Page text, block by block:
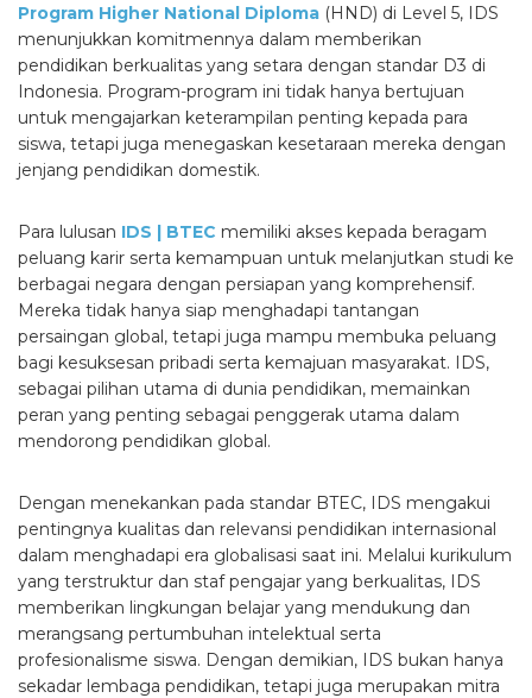
Program Higher National Diploma (HND) di Level 5, IDS
menunjukkan komitmennya dalam memberikan
pendidikan berkualitas yang setara dengan standar D3 di
Indonesia. Program-program ini tidak hanya bertujuan
untuk mengajarkan keterampilan penting kepada para
siswa, tetapi juga menegaskan kesetaraan mereka dengan
jenjang pendidikan domestik.
Para lulusan IDS | BTEC memiliki akses kepada beragam
peluang karir serta kemampuan untuk melanjutkan studi ke
berbagai negara dengan persiapan yang komprehensif.
Mereka tidak hanya siap menghadapi tantangan
persaingan global, tetapi juga mampu membuka peluang
bagi kesuksesan pribadi serta kemajuan masyarakat. IDS,
sebagai pilihan utama di dunia pendidikan, memainkan
peran yang penting sebagai penggerak utama dalam
mendorong pendidikan global.
Dengan menekankan pada standar BTEC, IDS mengakui
pentingnya kualitas dan relevansi pendidikan internasional
dalam menghadapi era globalisasi saat ini. Melalui kurikulum
yang terstruktur dan staf pengajar yang berkualitas, IDS
memberikan lingkungan belajar yang mendukung dan
merangsang pertumbuhan intelektual serta
profesionalisme siswa. Dengan demikian, IDS bukan hanya
sekadar lembaga pendidikan, tetapi juga merupakan mitra